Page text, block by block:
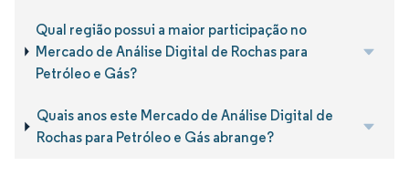
Qual região possui a maior participação no
Mercado de Análise Digital de Rochas para
Petróleo e Gás?
Quais anos este Mercado de Análise Digital de
Rochas para Petróleo e Gás abrange?